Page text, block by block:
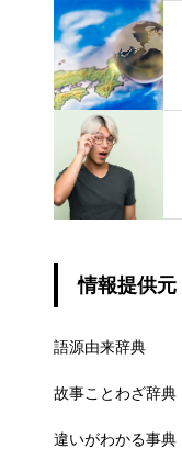
情報提供元
語源由来辞典
故事ことわざ辞典
違いがわかる事典